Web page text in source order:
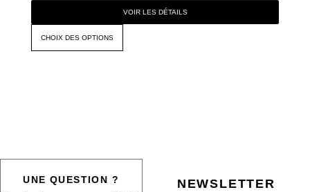
VOIR LES DÉTAILS
CHOIX DES OPTIONS
UNE QUESTION ?
NEWSLETTER